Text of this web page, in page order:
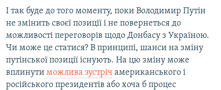
І так буде до того моменту, поки Володимир Путін
не змінить своєї позиції і не повернеться до
можливості переговорів щодо Донбасу з Україною.
Чи може це статися? В принципі, шанси на зміну
путінської позиції існують. На цю зміну може
вплинути можлива зустріч американського і
російського президентів або хоча б процес